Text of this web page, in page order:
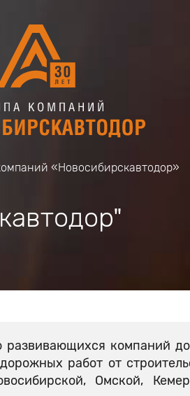
«Новосибирскавтодор»
компаний
работ от
Омской,